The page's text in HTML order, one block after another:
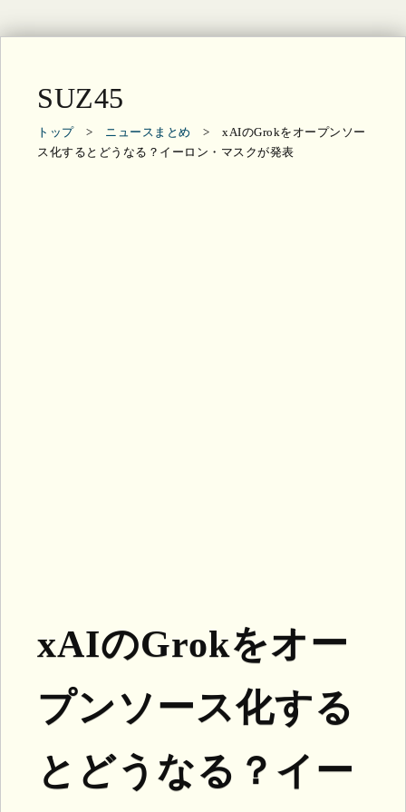
SUZ45
トップ> ニュースまとめ > xAIのGrokをオープンソー
ス化するとどうなる？イーロン・マスクが発表
xAIのGrokをオー
プンソース化する
とどうなる？イー